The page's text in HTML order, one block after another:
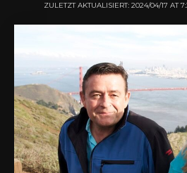
ZULETZT AKTUALISIERT: 2024/04/17 AT